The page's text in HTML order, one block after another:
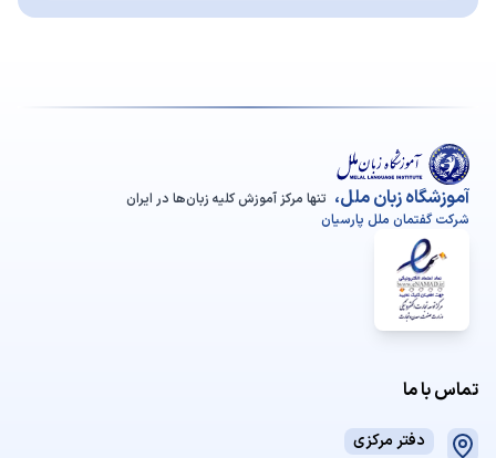
آموزشگاه زبان ملل، تنها مرکز آموزش کلیه زبان‌ها در ایران
شرکت گفتمان ملل پارسیان
تماس با ما
دفتر مرکزی